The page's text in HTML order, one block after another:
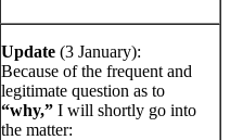
Update (3 January):
Because of the frequent and
legitimate question as to
“why,” I will shortly go into
the matter: